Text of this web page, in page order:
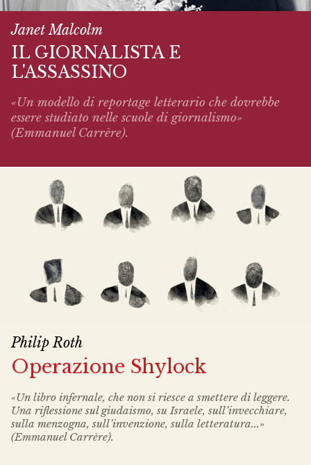
Janet Malcolm
IL GIORNALISTA E
L'ASSASSINO
«Un modello di reportage letterario che dovrebbe
essere studiato nelle scuole di giornalismo»
(Emmanuel Carrère).
Philip Roth
Operazione Shylock
«Un libro infernale, che non si riesce a smettere di leggere.
Una riflessione sul giudaismo, su Israele, sull’invecchiare,
sulla menzogna, sull’invenzione, sulla letteratura...»
(Emmanuel Carrère).